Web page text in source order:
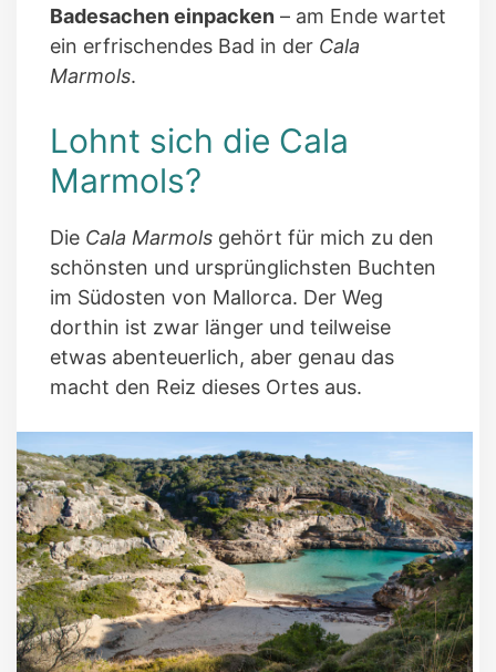
Badesachen einpacken – am Ende wartet
ein erfrischendes Bad in der Cala
Marmols.
Lohnt sich die Cala
Marmols?
Die Cala Marmols gehört für mich zu den
schönsten und ursprünglichsten Buchten
im Südosten von Mallorca. Der Weg
dorthin ist zwar länger und teilweise
etwas abenteuerlich, aber genau das
macht den Reiz dieses Ortes aus.